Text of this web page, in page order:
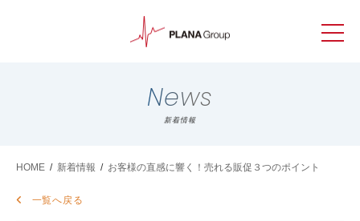
News
新着情報
HOME / 新着情報 / お客様の直感に響く！売れる販促３つのポイント
一覧へ戻る